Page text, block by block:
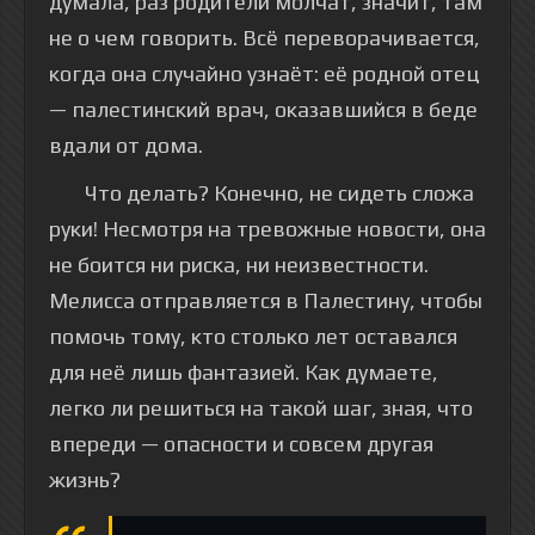
не о чем говорить. Всё переворачивается,
когда она случайно узнаёт: её родной отец
— палестинский врач, оказавшийся в беде
вдали от дома.
Что делать? Конечно, не сидеть сложа
руки! Несмотря на тревожные новости, она
не боится ни риска, ни неизвестности.
Мелисса отправляется в Палестину, чтобы
помочь тому, кто столько лет оставался
для неё лишь фантазией. Как думаете,
легко ли решиться на такой шаг, зная, что
впереди — опасности и совсем другая
жизнь?